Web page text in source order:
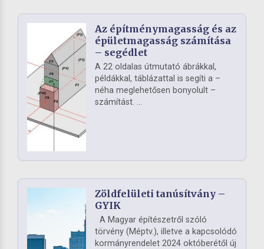
Az építménymagasság és az
épületmagasság számítása
– segédlet
A 22 oldalas útmutató ábrákkal,
példákkal, táblázattal is segíti a –
néha meglehetősen bonyolult –
számítást. ...
Zöldfelületi tanúsítvány –
GYIK
A Magyar építészetről szóló
törvény (Méptv.), illetve a kapcsolódó
kormányrendelet 2024 októberétől új